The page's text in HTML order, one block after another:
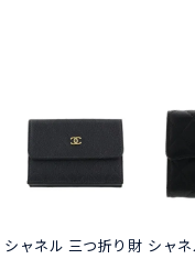
シャネル 三つ折り財 シャ